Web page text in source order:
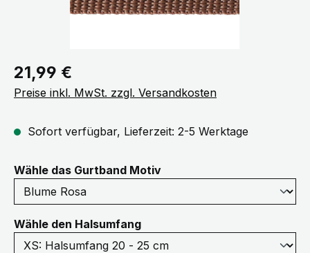
Regulärer Preis:
21,99 €
Preise inkl. MwSt. zzgl. Versandkosten
Sofort verfügbar, Lieferzeit: 2-5 Werktage
Wähle das Gurtband Motivauswählen
Wähle den Halsumfangauswählen